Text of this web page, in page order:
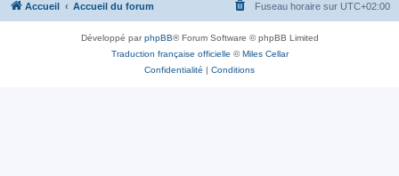
Accueil Accueil du forum Fuseau horaire sur UTC+02:00
Développé parphpBB® Forum Software © phpBB Limited
Traduction française officielle ©Miles Cellar
Confidentialité | Conditions